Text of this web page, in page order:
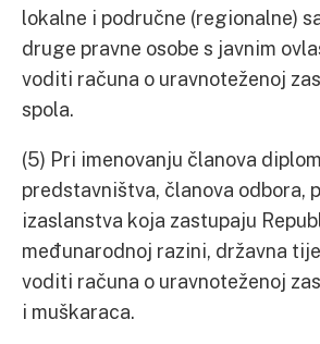
lokalne i područne (regionalne)
druge pravne osobe s javnim
voditi računa o uravnoteženoj
spola.
(5) Pri imenovanju članova
predstavništva, članova odbora,
izaslanstva koja zastupaju
međunarodnoj razini, državna
voditi računa o uravnoteženoj
i muškaraca.